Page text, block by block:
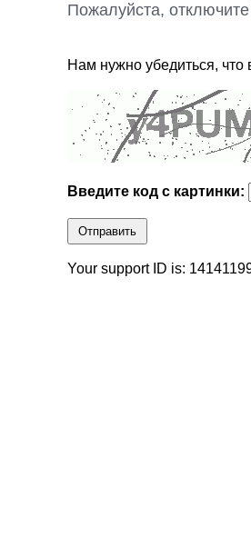
Пожалуйста,
Нам нужно убедиться, что
Введите код с картинки:
Отправить
Your support ID is: